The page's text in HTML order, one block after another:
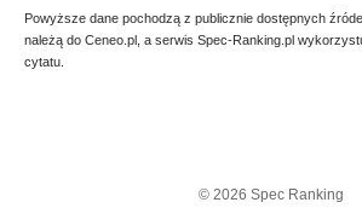
Powyższe dane pochodzą z publicznie dostępnych
należą do Ceneo.pl, a serwis Spec-Ranking.pl
cytatu.
© 2026 Spec Ranking